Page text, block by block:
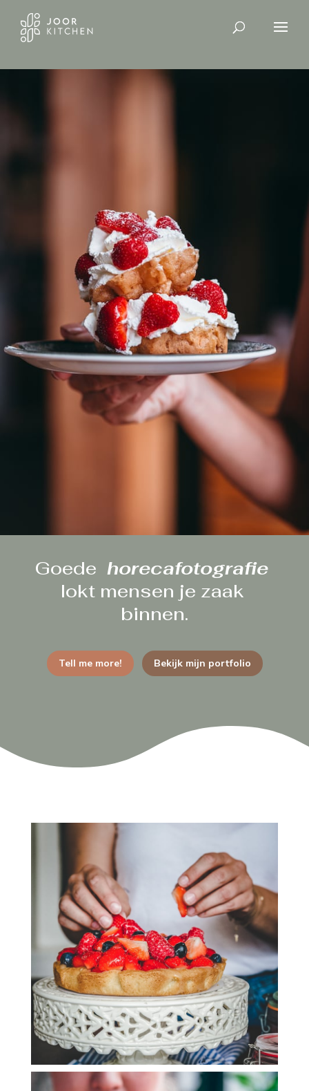
Goede horecafotografie
lokt mensen je zaak
binnen.
Tell me more! Bekijk mijn portfolio